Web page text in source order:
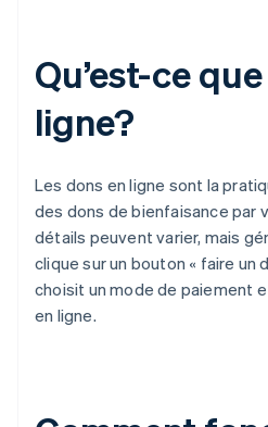
Qu’est-ce
ligne?
Les dons en ligne sont la
des dons de bienfaisance par
détails peuvent varier, mais
clique sur un bouton « faire un
choisit un mode de paiement
en ligne.